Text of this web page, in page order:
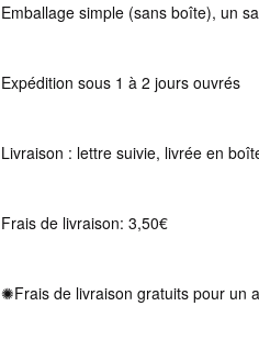
Emballage simple (sans boîte), un
Expédition sous 1 à 2 jours ouvrés
Livraison : lettre suivie, livrée en
Frais de livraison: 3,50€
✺Frais de livraison gratuits pour un